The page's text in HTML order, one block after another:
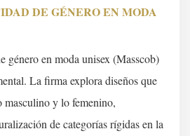
DE GÉNERO EN MODA
género en moda unisex (Masscob)
La firma explora diseños que
y lo femenino,
de categorías rígidas en la